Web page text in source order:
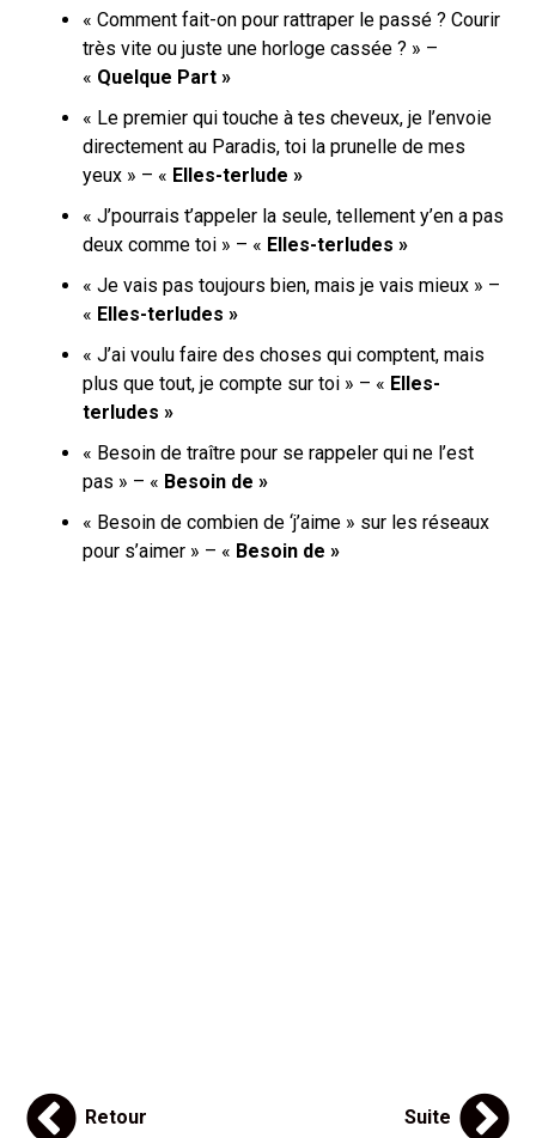
« Comment fait-on pour rattraper le passé ? Courir
très vite ou juste une horloge cassée ? » –
« Quelque Part »
« Le premier qui touche à tes cheveux, je l’envoie
directement au Paradis, toi la prunelle de mes
yeux » – « Elles-terlude »
« J’pourrais t’appeler la seule, tellement y’en a pas
deux comme toi » – « Elles-terludes »
« Je vais pas toujours bien, mais je vais mieux » –
« Elles-terludes »
« J’ai voulu faire des choses qui comptent, mais
plus que tout, je compte sur toi » – « Elles-
terludes »
« Besoin de traître pour se rappeler qui ne l’est
pas » – « Besoin de »
« Besoin de combien de ‘j’aime » sur les réseaux
pour s’aimer » – « Besoin de »
Retour Suite